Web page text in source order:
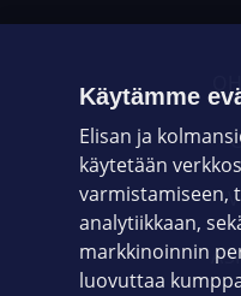
Käytämme
Elisan ja
käytetään
varmistamiseen,
analytiikkaan,
markkinoinnin
luovuttaa